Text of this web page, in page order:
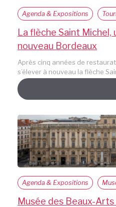
Agenda & Expositions
La flèche Saint Michel,
nouveau Bordeaux
Après cinq années de
s’élever à nouveau la flèche
Agenda & Expositions
Musée des Beaux-Arts